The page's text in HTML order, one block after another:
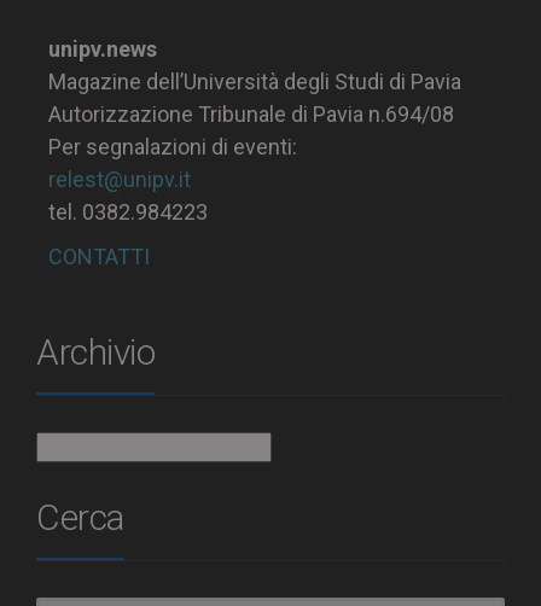
unipv.news
Magazine dell’Università degli Studi di Pavia
Autorizzazione Tribunale di Pavia n.694/08
Per segnalazioni di eventi:
relest@unipv.it
tel. 0382.984223
CONTATTI
Archivio
Cerca